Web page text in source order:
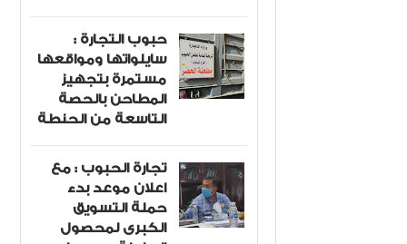
حبوب التجارة :
سايلواتها ومواقعها
مستمرة بتجهيز
المطاحن بالحصة
التاسعة من الحنطة
تجارة الحبوب : مع
اعلان موعد بدء
حملة التسويق
الكبرى لمحصول